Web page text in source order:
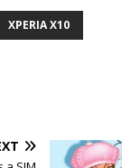
XPERIA X10